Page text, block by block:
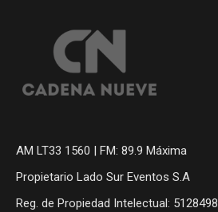
AM LT33 1560 | FM: 89.9 Máxima
Propietario Lado Sur Eventos S.A
Reg. de Propiedad Intelectual: 5128498